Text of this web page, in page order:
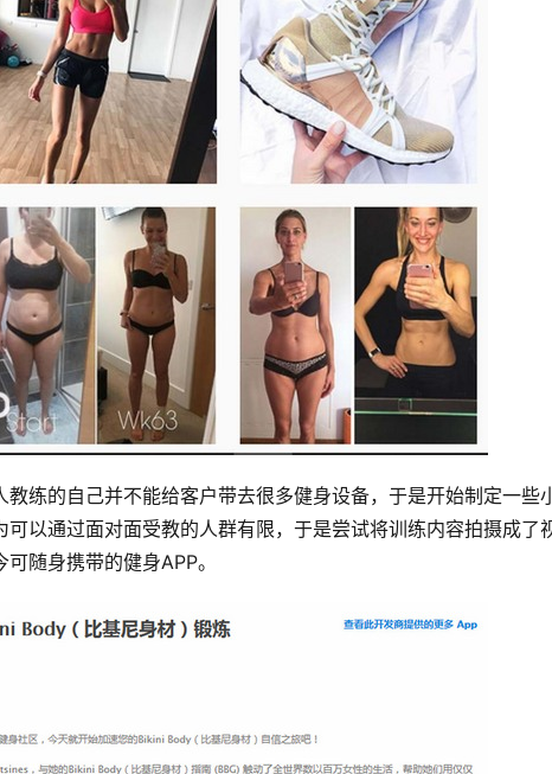
练的自己并不能给客户带去很多健身设备，于是开始制定一些
以通过面对面受教的人群有限，于是尝试将训练内容拍摄成了
随身携带的健身APP。